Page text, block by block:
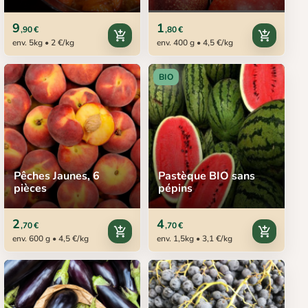
9,90 €
env. 5kg • 2 €/kg
add_shopping_cart 1,80 €
env. 400 g • 4,5 €/kg
add_shopping_cart
Pêches Jaunes, 6
pièces
2,70 €
env. 600 g • 4,5 €/kg
add_shopping_cart
BIO
Pastèque BIO sans
pépins
4,70 €
env. 1,5kg • 3,1 €/kg
add_shopping_cart